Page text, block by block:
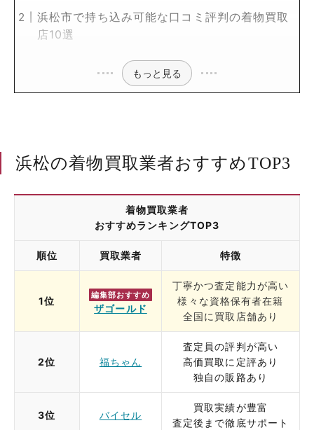
浜松市で持ち込み可能な口コミ評判の着物買取
店10選
もっと見る
浜松の着物買取業者おすすめTOP3
着物買取業者
おすすめランキングTOP3
順位 買取業者 特徴
1位
編集部おすすめ
ザゴールド
丁寧かつ査定能力が高い
様々な資格保有者在籍
全国に買取店舗あり
2位 福ちゃん
査定員の評判が高い
高価買取に定評あり
独自の販路あり
3位 バイセル
買取実績が豊富
査定後まで徹底サポート